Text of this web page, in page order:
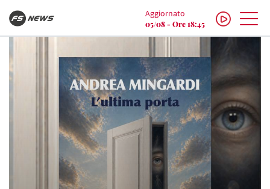
Aggiornato
05/08 - Ore 18:45